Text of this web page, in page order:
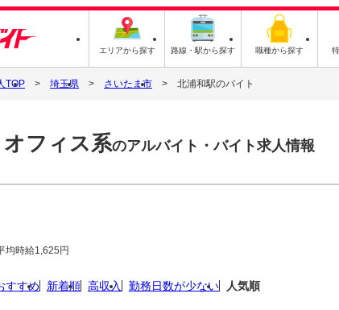
エリアから探す 路線・駅から探す 職種から探す
TOP 埼玉県 さいたま市 北浦和駅のバイト
フィス系のアルバイト・バイト求人情報
均時給1,625円
すすめ 新着順 高収入 勤務日数が少ない 人気順